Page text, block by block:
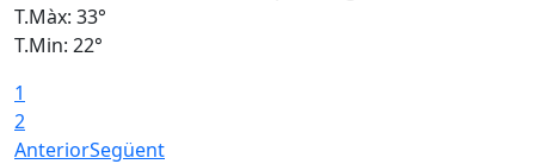
T.Màx: 33°
T.Min: 22°
1
2
AnteriorSegüent